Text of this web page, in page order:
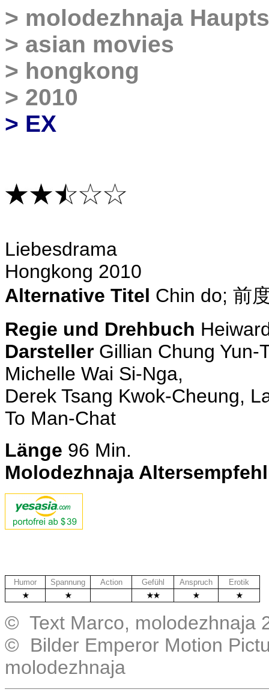
> molodezhnaja
> asian movies
> hongkong
> 2010
> EX
Liebesdrama
Hongkong 2010
Alternative Titel Chin do; 前
Regie und Drehbuch
Darsteller Gillian Chung Yun-
Michelle Wai Si-Nga,
Derek Tsang Kwok-Cheung,
To Man-Chat
Länge 96 Min.
Molodezhnaja
Humor Spannung Action Gefühl Anspruch
Erotik
© Text Marco, molodezhnaja
© Bilder Emperor Motion
molodezhnaja